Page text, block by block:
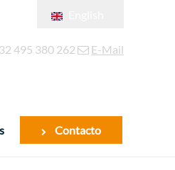
Français
495 380 262 E-Mail
Contacto